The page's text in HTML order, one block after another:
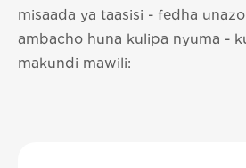
misaada ya taasisi - fedha
ambacho huna kulipa nyuma -
makundi mawili: